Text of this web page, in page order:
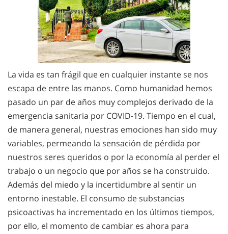
La vida es tan frágil que en cualquier instante se nos
escapa de entre las manos. Como humanidad hemos
pasado un par de años muy complejos derivado de la
emergencia sanitaria por COVID-19. Tiempo en el cual,
de manera general, nuestras emociones han sido muy
variables, permeando la sensación de pérdida por
nuestros seres queridos o por la economía al perder el
trabajo o un negocio que por años se ha construido.
Además del miedo y la incertidumbre al sentir un
entorno inestable. El consumo de substancias
psicoactivas ha incrementado en los últimos tiempos,
por ello, el momento de cambiar es ahora para